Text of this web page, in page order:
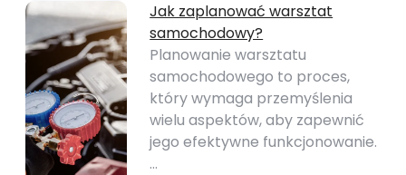
Jak zaplanować warsztat
samochodowy?
Planowanie warsztatu
samochodowego to proces,
który wymaga przemyślenia
wielu aspektów, aby zapewnić
jego efektywne funkcjonowanie.
…